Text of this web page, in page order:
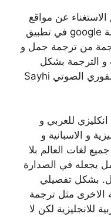
عن مواقع
ترجمة اللغات المختلفة مثل ترجمة google في تطبيق
من ترجمة جمل و
الترجمة بشكل
مباشر من خلال تطبيق المترجم الفوري الصوتي Sayhi
للعربي و
و الاسبانية و
جميع لغات العالم بلا
يجعله في الصدارة
بشكل تفصيلي
الاخرى مثل ترجمة
للانجليزية لكن لا